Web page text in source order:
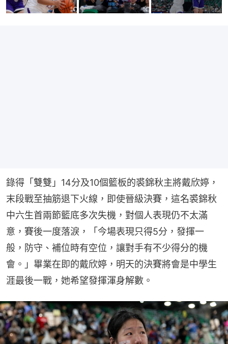
錄得「雙雙」14分及10個籃板的裘錦秋主將戴欣婷，
末段戰至抽筋退下火線，即使晉級決賽，這名裘錦秋
中六生首兩節籃底多次失機，對個人表現仍不太滿
意，賽後一度落淚，「今場表現只得5分，發揮一
般，防守、補位時有空位，讓對手有不少得分的機
會。」畢業在即的戴欣婷，明天的決賽將會是中學生
涯最後一戰，她希望發揮渾身解數。